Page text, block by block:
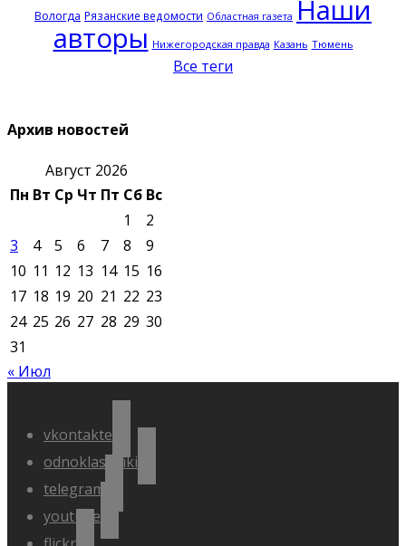
Вологда Рязанские ведомости Областная газета Наши
авторы Нижегородская правда Казань Тюмень
Все теги
Архив новостей
Август 2026
Пн Вт Ср Чт Пт Сб Вс
1
2
3
4 5 6 7 8
9
10 11 12 13 14 15 16
17 18 19 20 21 22 23
24 25 26 27 28 29 30
31
« Июл
vkontakte
odnoklassniki
telegram
youtube